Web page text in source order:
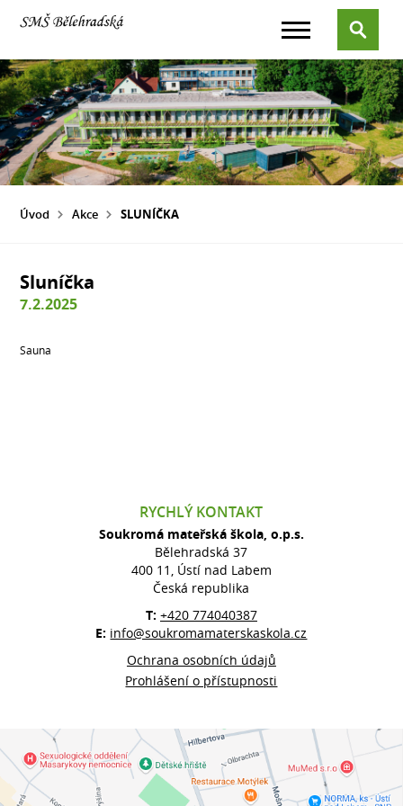
Úvod Akce SLUNÍČKA
Sluníčka
7.2.2025
Sauna
RYCHLÝ KONTAKT
Soukromá mateřská škola, o.p.s.
Bělehradská 37
400 11, Ústí nad Labem
Česká republika
T: +420 774040387
E: info@soukromamaterskaskola.cz
Ochrana osobních údajů
Prohlášení o přístupnosti